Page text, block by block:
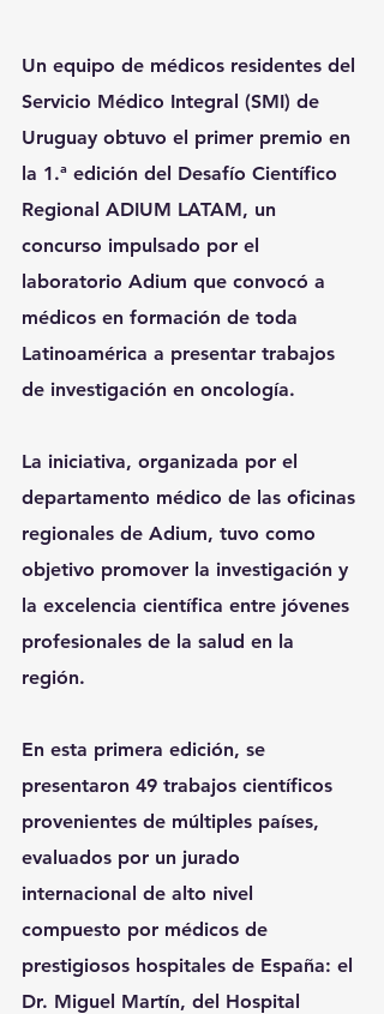
Un equipo de médicos residentes del
Servicio Médico Integral (SMI) de
Uruguay obtuvo el primer premio en
la 1.ª edición del Desafío Científico
Regional ADIUM LATAM, un
concurso impulsado por el
laboratorio Adium que convocó a
médicos en formación de toda
Latinoamérica a presentar trabajos
de investigación en oncología.
La iniciativa, organizada por el
departamento médico de las oficinas
regionales de Adium, tuvo como
objetivo promover la investigación y
la excelencia científica entre jóvenes
profesionales de la salud en la
región.
En esta primera edición, se
presentaron 49 trabajos científicos
provenientes de múltiples países,
evaluados por un jurado
internacional de alto nivel
compuesto por médicos de
prestigiosos hospitales de España: el
Dr. Miguel Martín, del Hospital